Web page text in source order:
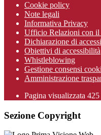
Cookie policy
Note legali
Informativa Privacy
Ufficio Relazioni con il
Dichiarazione di
Obiettivi di accessibilità
Whistleblowing
Gestione consensi
Amministrazione
Pagina visualizzata 425
Sezione Copyright